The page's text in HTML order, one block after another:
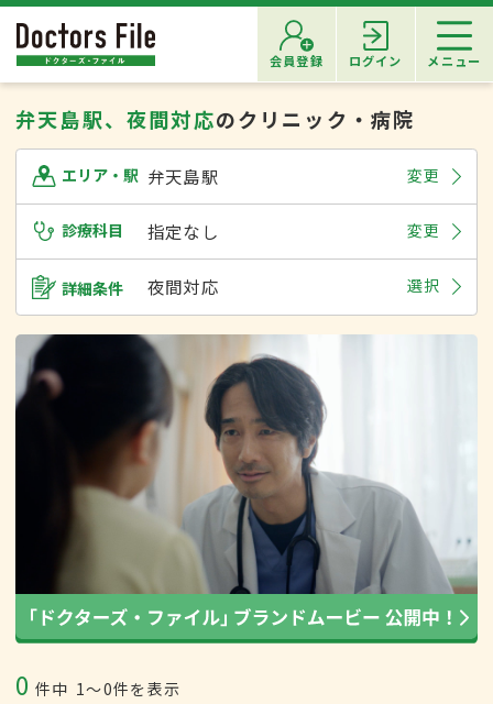
会員登録 ログイン メニュー
弁天島駅、夜間対応のクリニック・病院
エリア・駅 弁天島駅 変更
診療科目 指定なし 変更
詳細条件 夜間対応 選択
0 件中 1〜0件を表示